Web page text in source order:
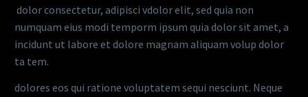
dolor consectetur, adipisci vdolor elit, sed quia non
numquam eius modi temporm ipsum quia dolor sit amet, a
incidunt ut labore et dolore magnam aliquam volup dolor
ta tem.
dolores eos qui ratione voluptatem sequi nesciunt. Neque